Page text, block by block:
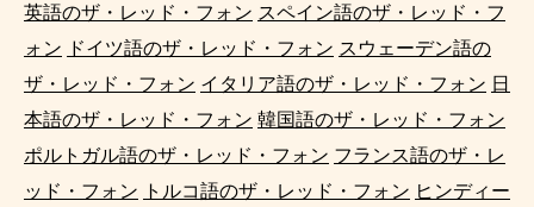
英語のザ・レッド・フォン スペイン語のザ・レッド・フ
ォン ドイツ語のザ・レッド・フォン スウェーデン語の
ザ・レッド・フォン イタリア語のザ・レッド・フォン 日
本語のザ・レッド・フォン 韓国語のザ・レッド・フォン
ポルトガル語のザ・レッド・フォン フランス語のザ・レ
ッド・フォン トルコ語のザ・レッド・フォン ヒンディー